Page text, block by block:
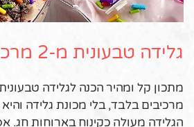
גלידה טבעונית מ-2 מרכיבים
מרכיבים בלבד, בלי מכונת גלידה
הגלידה מעולה כקינוח בארוחות חג.